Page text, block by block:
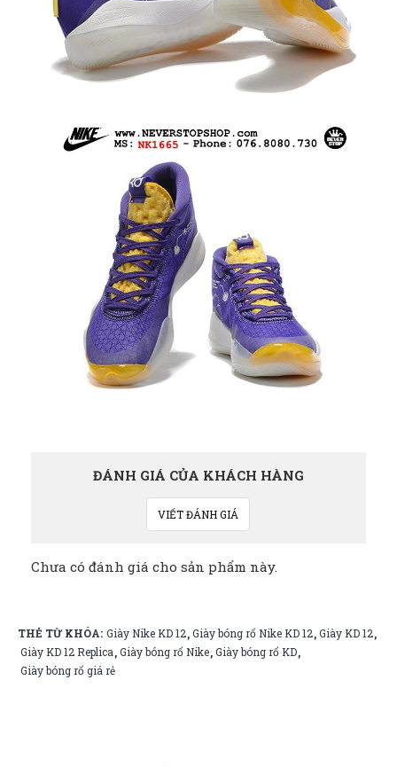
ĐÁNH GIÁ CỦA KHÁCH HÀNG
VIẾT ĐÁNH GIÁ
Chưa có đánh giá cho sản phẩm này.
THẺ TỪ KHÓA: Giày Nike KD 12,Giày bóng rổ Nike KD 12,Giày KD 12,
Giày KD 12 Replica,Giày bóng rổ Nike,Giày bóng rổ KD,
Giày bóng rổ giá rẻ